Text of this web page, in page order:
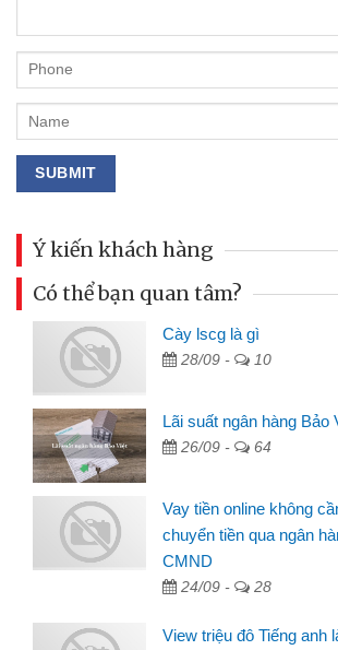
Ý kiến khách hàng
Có thể bạn quan tâm?
Cày lscg là gì
28/09 - 10
Lãi suất ngân hàng Bảo
26/09 - 64
Vay tiền online không
chuyển tiền qua ngân
CMND
24/09 - 28
View triệu đô Tiếng anh